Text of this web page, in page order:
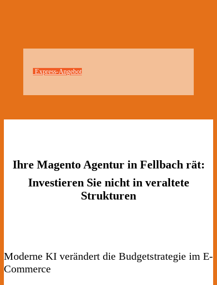
Express-Angebot
Ihre Magento Agentur in Fellbach rät:
Investieren Sie nicht in veraltete
Strukturen
Moderne KI verändert die Budgetstrategie im E-
Commerce